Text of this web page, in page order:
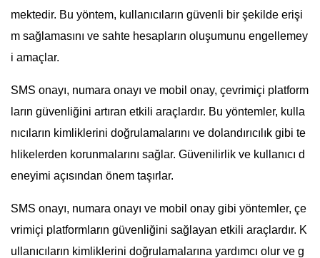
mektedir. Bu yöntem, kullanıcıların güvenli bir şekilde erişi
m sağlamasını ve sahte hesapların oluşumunu engellemey
i amaçlar.
SMS onayı, numara onayı ve mobil onay, çevrimiçi platform
ların güvenliğini artıran etkili araçlardır. Bu yöntemler, kulla
nıcıların kimliklerini doğrulamalarını ve dolandırıcılık gibi te
hlikelerden korunmalarını sağlar. Güvenilirlik ve kullanıcı d
eneyimi açısından önem taşırlar.
SMS onayı, numara onayı ve mobil onay gibi yöntemler, çe
vrimiçi platformların güvenliğini sağlayan etkili araçlardır. K
ullanıcıların kimliklerini doğrulamalarına yardımcı olur ve g